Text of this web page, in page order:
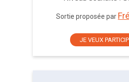
Sortie proposée par
JE VEUX